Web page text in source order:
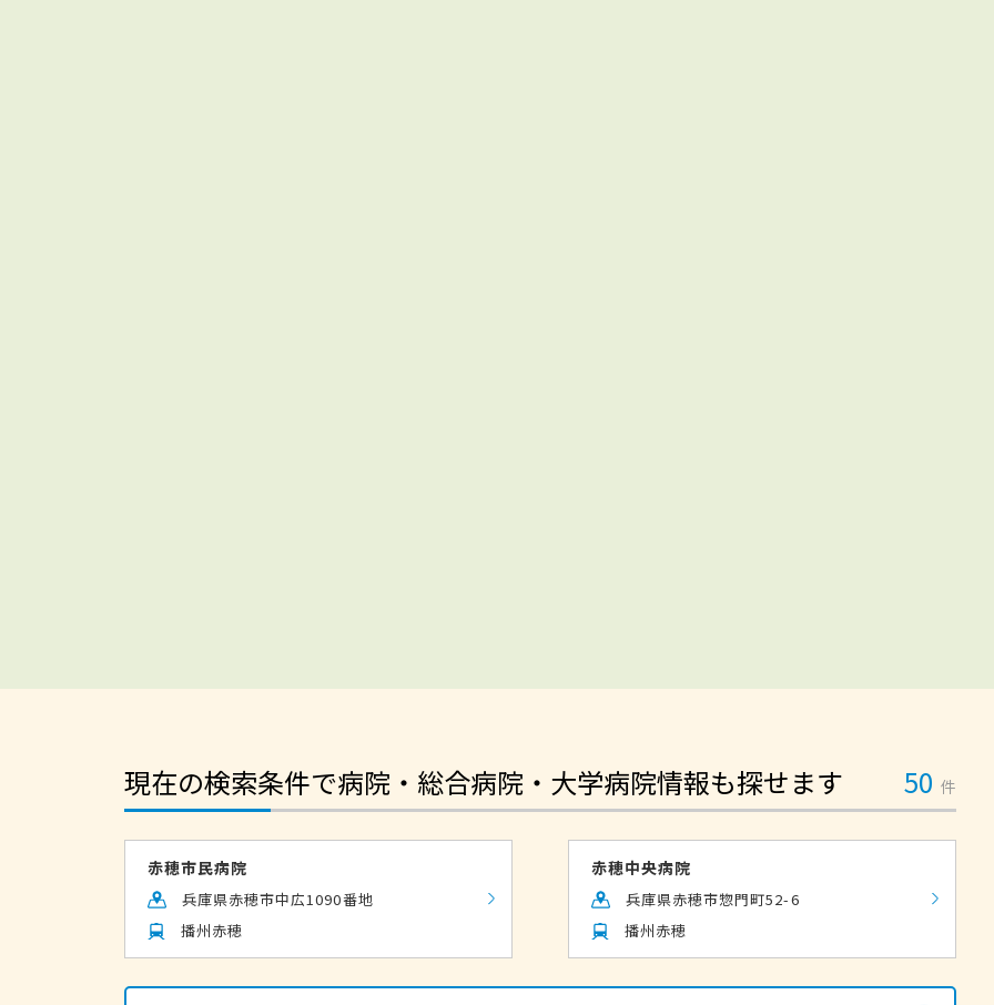
現在の検索条件で病院・総合病院・大学病院情報も探せます 50 件
赤穂市民病院
兵庫県赤穂市中広1090番地
播州赤穂
赤穂中央病院
兵庫県赤穂市惣門町52-6
播州赤穂